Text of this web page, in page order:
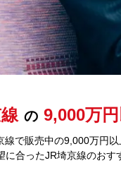
の 9,000万
線で販売中の9,000万円以
合ったJR埼京線のおす